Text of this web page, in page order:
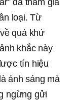
loại. Từ
quá khứ
khắc này
tín hiệu
ánh sáng mà
ngừng gửi